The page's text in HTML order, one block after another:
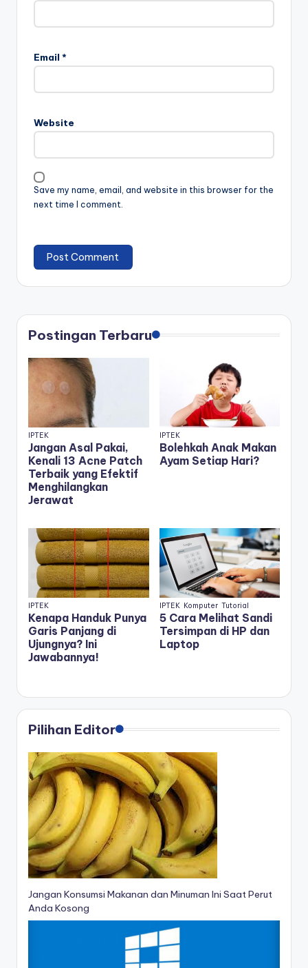
Email *
Website
Save my name, email, and website in this browser for the
next time I comment.
Postingan Terbaru
IPTEK
Jangan Asal Pakai,
Kenali 13 Acne Patch
Terbaik yang Efektif
Menghilangkan
Jerawat
IPTEK
Bolehkah Anak Makan
Ayam Setiap Hari?
IPTEK
Kenapa Handuk Punya
Garis Panjang di
Ujungnya? Ini
Jawabannya!
IPTEK Komputer Tutorial
5 Cara Melihat Sandi
Tersimpan di HP dan
Laptop
Pilihan Editor
Jangan Konsumsi Makanan dan Minuman Ini Saat Perut
Anda Kosong